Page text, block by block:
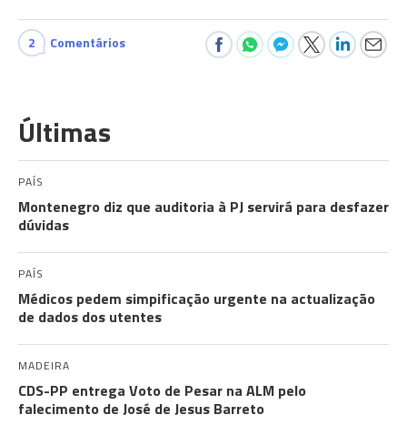
2 Comentários
Últimas
PAÍS
Montenegro diz que auditoria à PJ servirá para desfazer
dúvidas
PAÍS
Médicos pedem simpificação urgente na actualização
de dados dos utentes
MADEIRA
CDS-PP entrega Voto de Pesar na ALM pelo
falecimento de José de Jesus Barreto